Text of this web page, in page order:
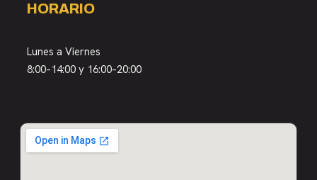
HORARIO
Lunes a Viernes
8:00–14:00 y 16:00–20:00